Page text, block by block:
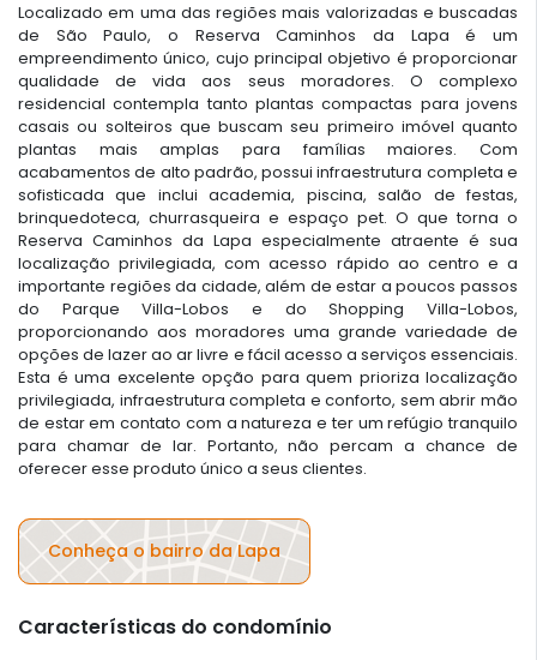
Localizado em uma das regiões mais valorizadas e buscadas
de São Paulo, o Reserva Caminhos da Lapa é um
empreendimento único, cujo principal objetivo é proporcionar
qualidade de vida aos seus moradores. O complexo
residencial contempla tanto plantas compactas para jovens
casais ou solteiros que buscam seu primeiro imóvel quanto
plantas mais amplas para famílias maiores. Com
acabamentos de alto padrão, possui infraestrutura completa e
sofisticada que inclui academia, piscina, salão de festas,
brinquedoteca, churrasqueira e espaço pet. O que torna o
Reserva Caminhos da Lapa especialmente atraente é sua
localização privilegiada, com acesso rápido ao centro e a
importante regiões da cidade, além de estar a poucos passos
do Parque Villa-Lobos e do Shopping Villa-Lobos,
proporcionando aos moradores uma grande variedade de
opções de lazer ao ar livre e fácil acesso a serviços essenciais.
Esta é uma excelente opção para quem prioriza localização
privilegiada, infraestrutura completa e conforto, sem abrir mão
de estar em contato com a natureza e ter um refúgio tranquilo
para chamar de lar. Portanto, não percam a chance de
oferecer esse produto único a seus clientes.
Conheça o bairro da Lapa
Características do condomínio